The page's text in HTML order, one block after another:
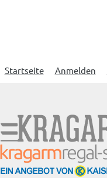
Startseite Anmelden